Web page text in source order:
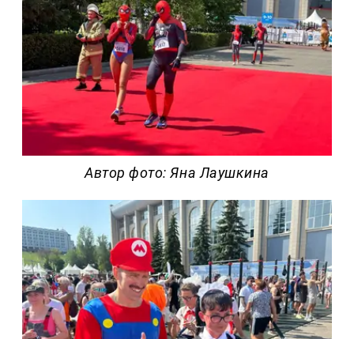
Автор фото: Яна Лаушкина